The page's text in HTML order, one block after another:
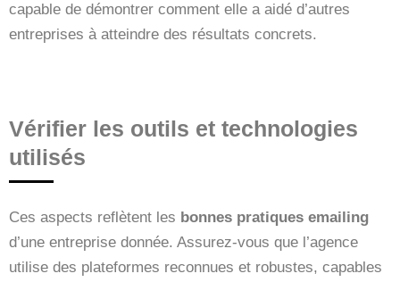
capable de démontrer comment elle a aidé d’autres
entreprises à atteindre des résultats concrets.
Vérifier les outils et technologies
utilisés
Ces aspects reflètent les bonnes pratiques emailing
d’une entreprise donnée. Assurez-vous que l’agence
utilise des plateformes reconnues et robustes, capables